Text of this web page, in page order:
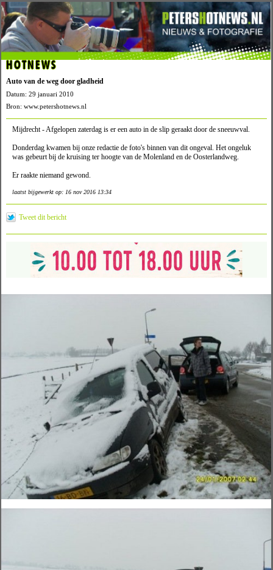
HOTNEWS
Auto van de weg door gladheid
Datum: 29 januari 2010
Bron: www.petershotnews.nl
Mijdrecht - Afgelopen zaterdag is er een auto in de slip geraakt door de sneeuwval.
Donderdag kwamen bij onze redactie de foto's binnen van dit ongeval. Het ongeluk
was gebeurt bij de kruising ter hoogte van de Molenland en de Oosterlandweg.
Er raakte niemand gewond.
laatst bijgewerkt op: 16 nov 2016 13:34
Tweet dit bericht